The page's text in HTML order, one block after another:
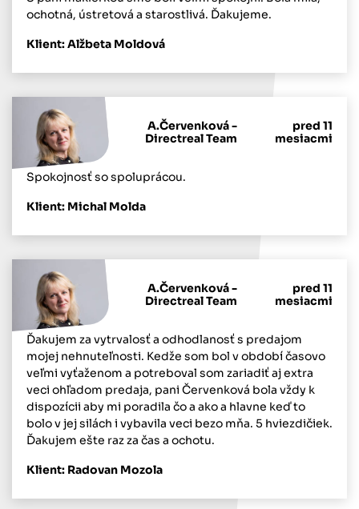
ochotná, ústretová a starostlivá. Ďakujeme.
Klient: Alžbeta Moldová
A.Červenková -
Directreal Team
pred 11
mesiacmi
Spokojnosť so spoluprácou.
Klient: Michal Molda
A.Červenková -
Directreal Team
pred 11
mesiacmi
Ďakujem za vytrvalosť a odhodlanosť s predajom
mojej nehnuteľnosti. Kedže som bol v období časovo
veľmi vyťaženom a potreboval som zariadiť aj extra
veci ohľadom predaja, pani Červenková bola vždy k
dispozícii aby mi poradila čo a ako a hlavne keď to
bolo v jej silách i vybavila veci bezo mňa. 5 hviezdičiek.
Ďakujem ešte raz za čas a ochotu.
Klient: Radovan Mozola